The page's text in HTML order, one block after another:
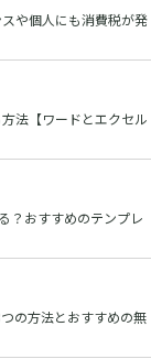
や個人にも消費税が発
法【ワードとエクセル
？おすすめのテンプレ
の方法とおすすめの無